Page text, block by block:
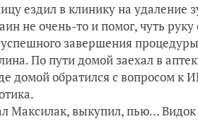
ездил в клинику на удаление
не очень-то и помог, чуть руку
завершения
По пути домой заехал в
домой обратился с вопросом к
Максилак, выкупил, пью…